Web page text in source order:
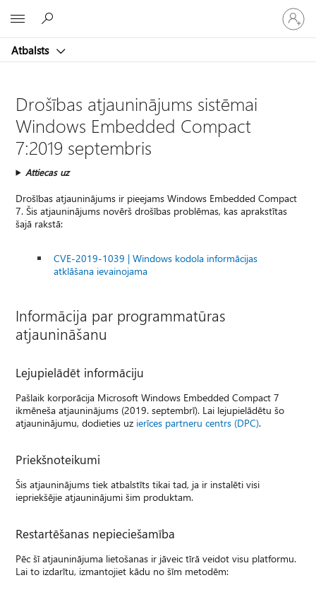
Atbalsts
savā
kontā
Drošības atjauninājums sistēmai
Windows Embedded Compact
7:2019 septembris
Attiecas uz
Drošības atjauninājums ir pieejams Windows Embedded Compact
7. Šis atjauninājums novērš drošības problēmas, kas aprakstītas
šajā rakstā:
CVE-2019-1039 | Windows kodola informācijas
atklāšana ievainojama
Informācija par programmatūras
atjaunināšanu
Lejupielādēt informāciju
Pašlaik korporācija Microsoft Windows Embedded Compact 7
ikmēneša atjauninājums (2019. septembrī). Lai lejupielādētu šo
atjauninājumu, dodieties uz ierīces partneru centrs (DPC).
Priekšnoteikumi
Šis atjauninājums tiek atbalstīts tikai tad, ja ir instalēti visi
iepriekšējie atjauninājumi šim produktam.
Restartēšanas nepieciešamība
Pēc šī atjauninājuma lietošanas ir jāveic tīrā veidot visu platformu.
Lai to izdarītu, izmantojiet kādu no šīm metodēm: